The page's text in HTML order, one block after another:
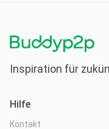
Inspiration für
Hilfe
Kontakt